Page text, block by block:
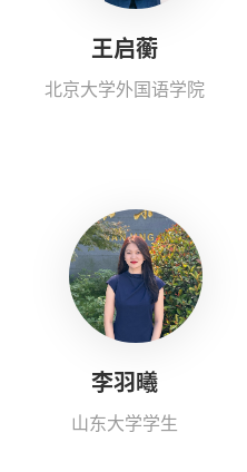
王启蘅
北京大学外国语学院
​李羽曦
山东大学学生